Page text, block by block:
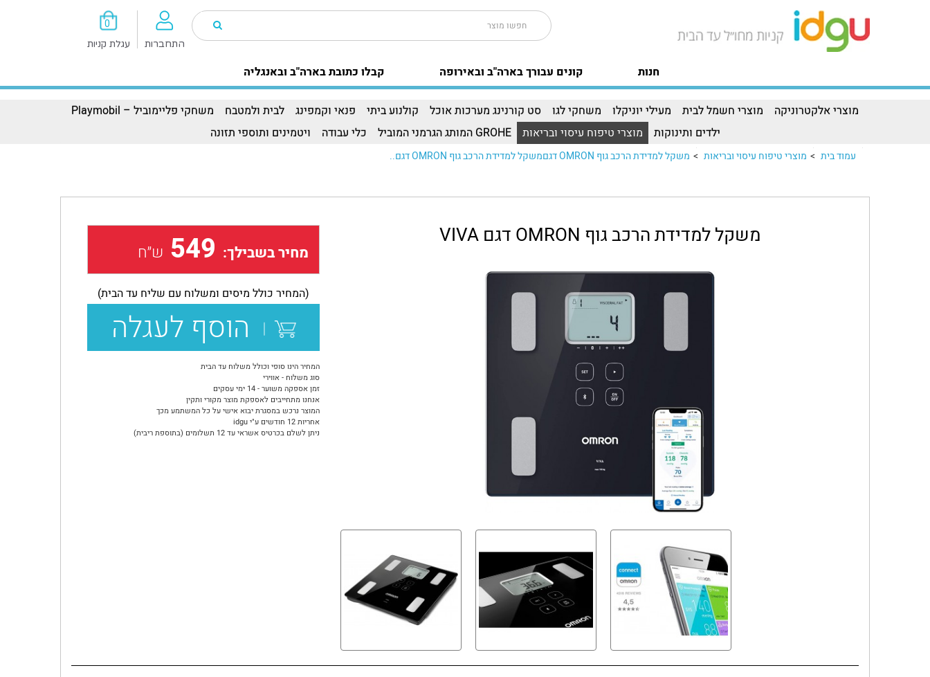
0
עגלת קניות התחברות
קבלו כתובת בארה"ב ובאנגליה קונים עבורך בארה"ב ובאירופה חנות
מוצרי אלקטרוניקה מוצרי חשמל לבית מעילי יוניקלו משחקי לגו סט קורנינג מערכות אוכל קולנוע ביתי פנאי וקמפינג לבית ולמטבח
משחקי פליימוביל – Playmobil
ילדים ותינוקות
מוצרי טיפוח עיסוי ובריאות GROHE המותג הגרמני המוביל כלי עבודה ויטמינים ותוספי תזונה
עמוד בית > מוצרי טיפוח עיסוי ובריאות > משקל למדידת הרכב גוף OMRON דגםמשקל למדידת הרכב גוף OMRON דגם..
משקל למדידת הרכב גוף OMRON דגם VIVA
מחיר בשבילך: 549 ש״ח
(המחיר כולל מיסים ומשלוח עם שליח עד הבית)
הוסף לעגלה
המחיר הינו סופי וכולל משלוח עד הבית
סוג משלוח - אווירי
זמן אספקה משוער - 14 ימי עסקים
אנחנו מתחייבים לאספקת מוצר מקורי ותקין
המוצר נרכש במסגרת יבוא אישי על כל המשתמע מכך
אחריות 12 חודשים ע"י idgu
ניתן לשלם בכרטיס אשראי עד 12 תשלומים (בתוספת ריבית)